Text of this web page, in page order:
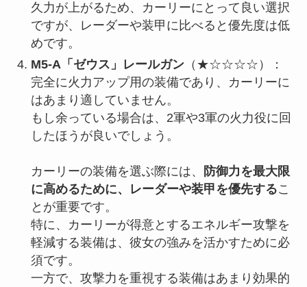
久力が上がるため、カーリーにとって良い選択
ですが、レーダーや装甲に比べると優先度は低
めです。
M5-A「ゼウス」レールガン（★☆☆☆☆）：
完全に火力アップ用の装備であり、カーリーに
はあまり適していません。
もし余っている場合は、2軍や3軍の火力役に回
したほうが良いでしょう。
カーリーの装備を選ぶ際には、
防御力を最大限
に高めるために、レーダーや装甲を優先するこ
とが重要です。
特に、カーリーが得意とするエネルギー攻撃を
軽減する装備は、彼女の強みを活かすために必
須です。
一方で、攻撃力を重視する装備はあまり効果的